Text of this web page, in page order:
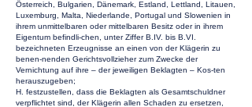
Österreich, Bulgarien, Dänemark, Estland, Lettland, Litauen,
Luxemburg, Malta, Niederlande, Portugal und Slowenien in
ihrem unmittelbaren oder mittelbaren Besitz oder in ihrem
Eigentum befindli-chen, unter Ziffer B.IV. bis B.VI.
bezeichneten Erzeugnisse an einen von der Klägerin zu
benen-nenden Gerichtsvollzieher zum Zwecke der
Vernichtung auf ihre – der jeweiligen Beklagten – Kos-ten
herauszugeben;
H. festzustellen, dass die Beklagten als Gesamtschuldner
verpflichtet sind, der Klägerin allen Schaden zu ersetzen,